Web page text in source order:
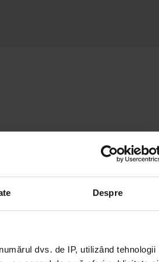
Despre
dvs. de IP, utilizând tehnologii